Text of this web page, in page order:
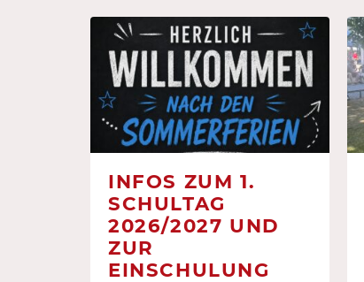
INFOS ZUM 1.
SCHULTAG
2026/2027 UND
ZUR
EINSCHULUNG